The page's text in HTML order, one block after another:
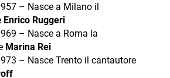
– Nasce a Milano il
Enrico Ruggeri
– Nasce a Roma la
Marina Rei
– Nasce Trento il cantautore